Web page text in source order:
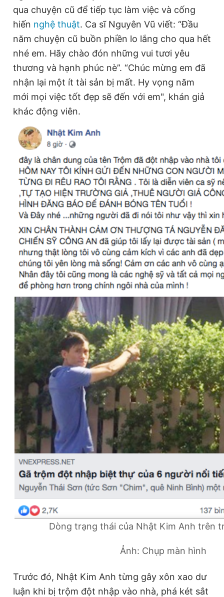
Phó tổng biên tập: Trần Việt Hưng
Tổng thư ký tòa soạn: Đức Trung
Giấy phép xuất bản số 110/GP - BTTTT cấp ngày 24.3.2020
© 2003-2026 Bản quyền thuộc về Báo Thanh Niên. Cấm sao
chép dưới mọi hình thức nếu không có sự chấp thuận bằng văn
bản. Phát triển bởi ePi Technologies, JSC.
qua chuyện cũ để tiếp tục làm việc và cống
hiến nghệ thuật. Ca sĩ Nguyên Vũ viết: “Đầu
năm chuyện cũ buồn phiền lo lắng cho qua hết
nhé em. Hãy chào đón những vui tươi yêu
thương và hạnh phúc nè”. “Chúc mừng em đã
nhận lại một ít tài sản bị mất. Hy vọng năm
mới mọi việc tốt đẹp sẽ đến với em", khán giả
khác động viên.
Dòng trạng thái của Nhật Kim Anh trên
Ảnh: Chụp màn hình
Trước đó, Nhật Kim Anh từng gây xôn xao dư
luận khi bị trộm đột nhập vào nhà, phá két sắt